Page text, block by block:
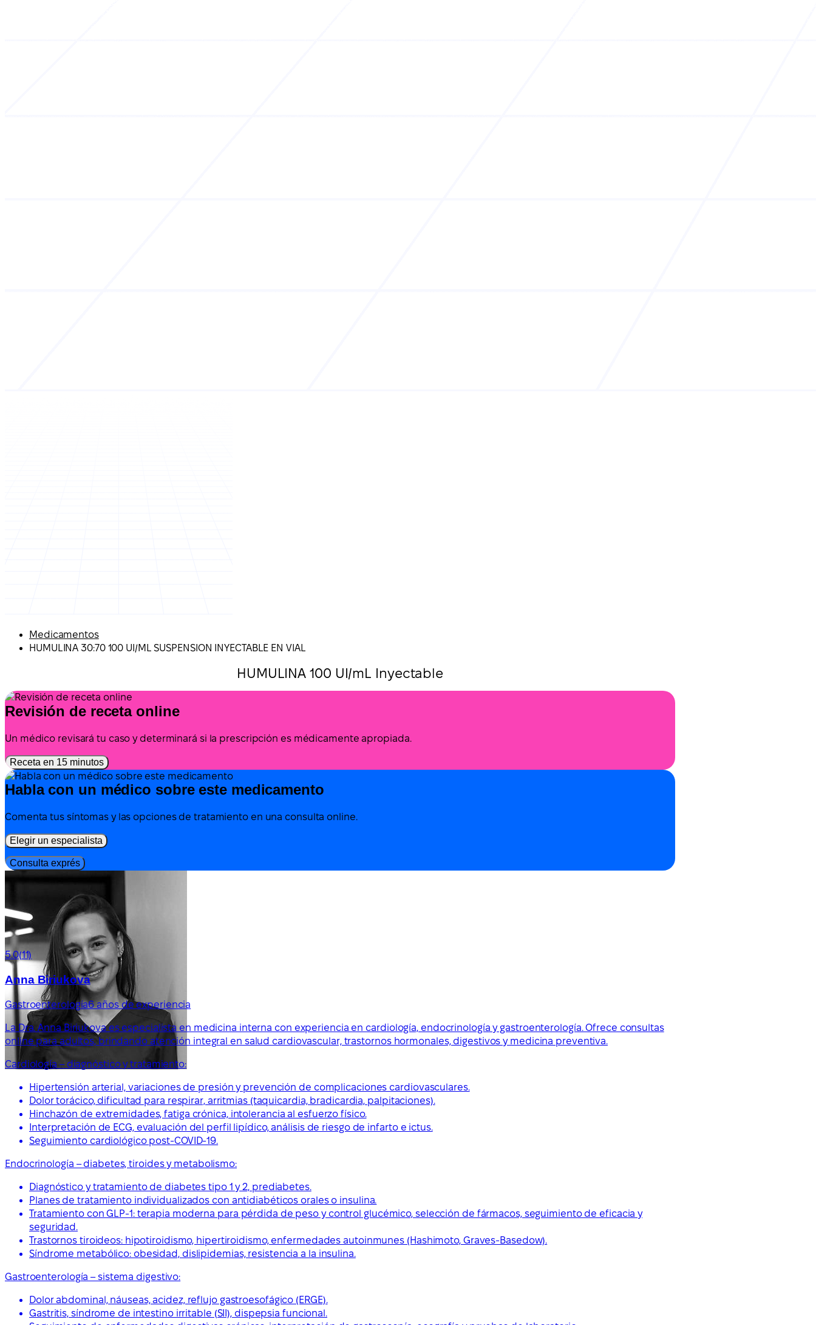
Medicamentos
HUMULINA 30:70 100 UI/ML SUSPENSION INYECTABLE EN VIAL
HUMULINA 100 UI/mL Inyectable
Revisión de receta online
Un médico revisará tu caso y determinará si la prescripción es médicamente apropiada.
Receta en 15 minutos
Habla con un médico sobre este medicamento
Comenta tus síntomas y las opciones de tratamiento en una consulta online.
Elegir un especialista
Consulta exprés
5.0(11)
Anna Biriukova
Gastroenterología6 años de experiencia
La Dra. Anna Biriukova es especialista en medicina interna con experiencia en cardiología, endocrinología y gastroenterología. Ofrece consultas
online para adultos, brindando atención integral en salud cardiovascular, trastornos hormonales, digestivos y medicina preventiva.
Cardiología – diagnóstico y tratamiento:
Hipertensión arterial, variaciones de presión y prevención de complicaciones cardiovasculares.
Dolor torácico, dificultad para respirar, arritmias (taquicardia, bradicardia, palpitaciones).
Hinchazón de extremidades, fatiga crónica, intolerancia al esfuerzo físico.
Interpretación de ECG, evaluación del perfil lipídico, análisis de riesgo de infarto e ictus.
Seguimiento cardiológico post-COVID-19.
Endocrinología – diabetes, tiroides y metabolismo:
Diagnóstico y tratamiento de diabetes tipo 1 y 2, prediabetes.
Planes de tratamiento individualizados con antidiabéticos orales o insulina.
Tratamiento con GLP-1: terapia moderna para pérdida de peso y control glucémico, selección de fármacos, seguimiento de eficacia y
seguridad.
Trastornos tiroideos: hipotiroidismo, hipertiroidismo, enfermedades autoinmunes (Hashimoto, Graves-Basedow).
Síndrome metabólico: obesidad, dislipidemias, resistencia a la insulina.
Gastroenterología – sistema digestivo:
Dolor abdominal, náuseas, acidez, reflujo gastroesofágico (ERGE).
Gastritis, síndrome de intestino irritable (SII), dispepsia funcional.